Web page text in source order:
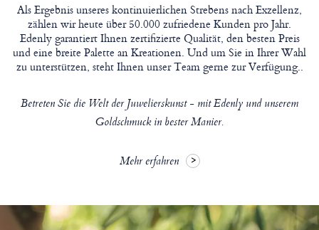
Als Ergebnis unseres kontinuierlichen Strebens nach Exzellenz,
zählen wir heute über 50.000 zufriedene Kunden pro Jahr.
Edenly garantiert Ihnen zertifizierte Qualität, den besten Preis
und eine breite Palette an Kreationen. Und um Sie in Ihrer Wahl
zu unterstützen, steht Ihnen unser Team gerne zur Verfügung..
Betreten Sie die Welt der Juwelierskunst - mit Edenly und unserem
Goldschmuck in bester Manier.
Mehr erfahren